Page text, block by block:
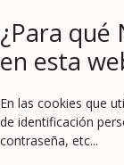
¿Para qué
en esta
En las cookies que
de identificación
contraseña, etc...